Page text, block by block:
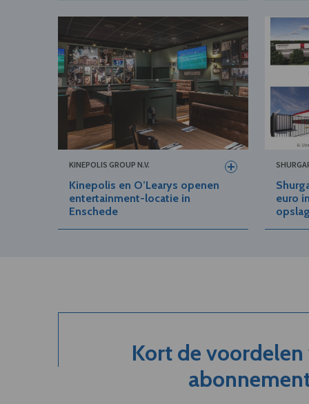
KINEPOLIS GROUP N.V.
Kinepolis en O’Learys openen
entertainment-locatie in
Enschede
euro
Kort de voordelen